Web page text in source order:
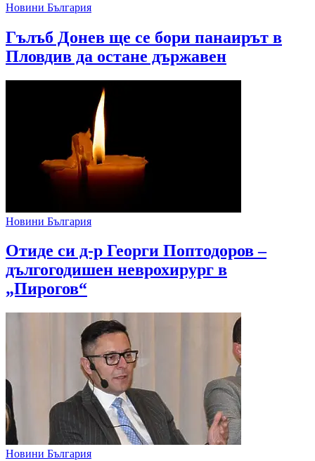
Новини България
Гълъб Донев ще се бори панаирът в
Пловдив да остане държавен
Новини България
Отиде си д-р Георги Поптодоров –
дългогодишен неврохирург в
„Пирогов“
Новини България